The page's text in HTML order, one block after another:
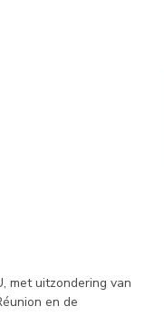
met uitzondering van
en de